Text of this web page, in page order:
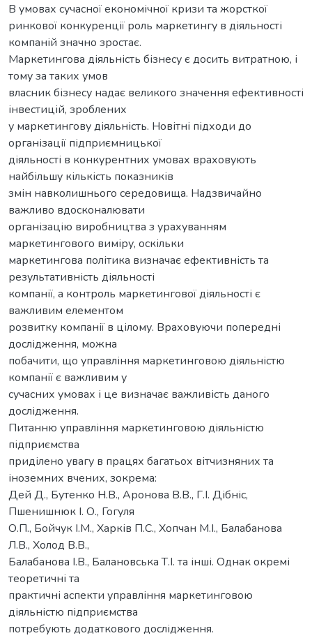
В умовах сучасної економічної кризи та жорсткої
ринкової конкуренції роль маркетингу в діяльності
компаній значно зростає.
Маркетингова діяльність бізнесу є досить витратною, і
тому за таких умов
власник бізнесу надає великого значення ефективності
інвестицій, зроблених
у маркетингову діяльність. Новітні підходи до
організації підприємницької
діяльності в конкурентних умовах враховують
найбільшу кількість показників
змін навколишнього середовища. Надзвичайно
важливо вдосконалювати
організацію виробництва з урахуванням
маркетингового виміру, оскільки
маркетингова політика визначає ефективність та
результативність діяльності
компанії, а контроль маркетингової діяльності є
важливим елементом
розвитку компанії в цілому. Враховуючи попередні
дослідження, можна
побачити, що управління маркетинговою діяльністю
компанії є важливим у
сучасних умовах і це визначає важливість даного
дослідження.
Питанню управління маркетинговою діяльністю
підприємства
приділено увагу в працях багатьох вітчизняних та
іноземних вчених, зокрема:
Дей Д., Бутенко Н.В., Аронова В.В., Г.І. Дібніс,
Пшенишнюк І. О., Гогуля
О.П., Бойчук І.М., Харків П.С., Хопчан М.І., Балабанова
Л.В., Холод В.В.,
Балабанова І.В., Балановська Т.І. та інші. Однак окремі
теоретичні та
практичні аспекти управління маркетинговою
діяльністю підприємства
потребують додаткового дослідження.